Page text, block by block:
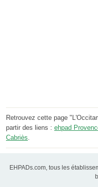
Retrouvez cette page
partir des liens : ehpad
Cabriès.
EHPADs.com, tous les